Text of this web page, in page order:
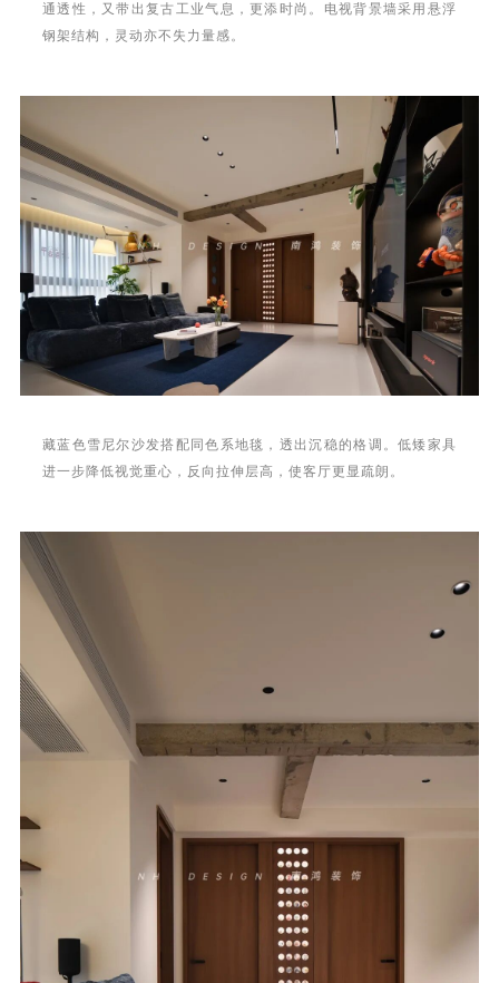
通透性，又带出复古工业气息，更添时尚。电视背景墙采用悬浮
钢架结构，灵动亦不失力量感。
藏蓝色雪尼尔沙发搭配同色系地毯，透出沉稳的格调。低矮家具
进一步降低视觉重心，反向拉伸层高，使客厅更显疏朗。